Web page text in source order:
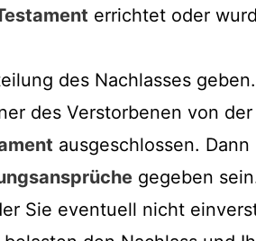
errichtet oder
des Nachlasses geben.
des Verstorbenen von der
ausgeschlossen. Dann
gegeben
Sie eventuell nicht